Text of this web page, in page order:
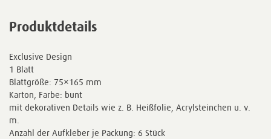
Produktdetails
Exclusive Design
1 Blatt
Blattgröße: 75×165 mm
Karton, Farbe: bunt
mit dekorativen Details wie z. B. Heißfolie, Acrylsteinchen u. v.
m.
Anzahl der Aufkleber je Packung: 6 Stück